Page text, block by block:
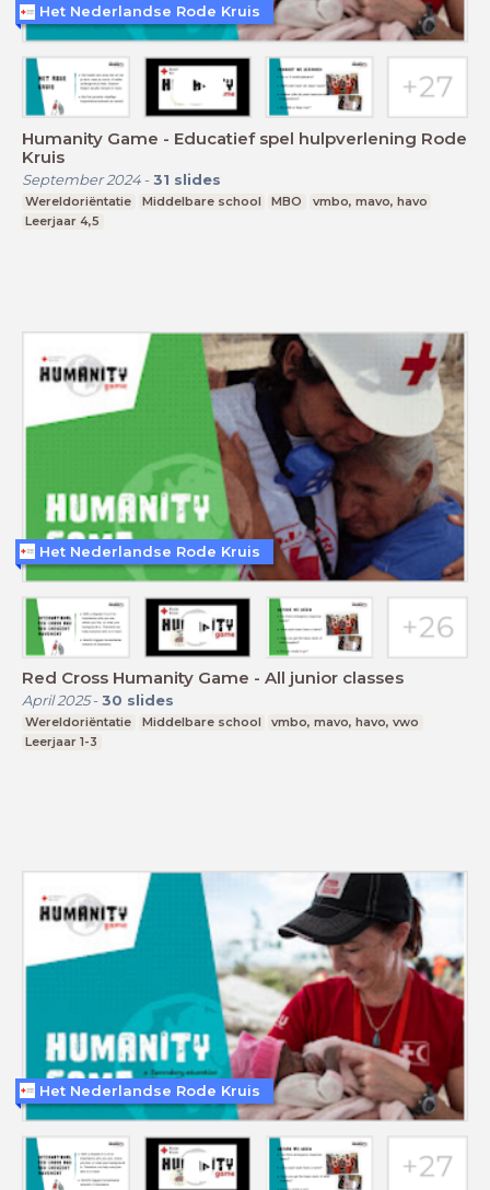
Humanity Game - Educatief spel hulpverlening Rode
Kruis
September 2024- 31 slides
Wereldoriëntatie Middelbare school MBO
vmbo, mavo, havo
Leerjaar 4,5
Het Nederlandse Rode Kruis
Red Cross Humanity Game - All junior classes
April 2025- 30 slides
Wereldoriëntatie Middelbare school
vmbo, mavo, havo, vwo
Leerjaar 1-3
Het Nederlandse Rode Kruis
Het Nederlandse Rode Kruis